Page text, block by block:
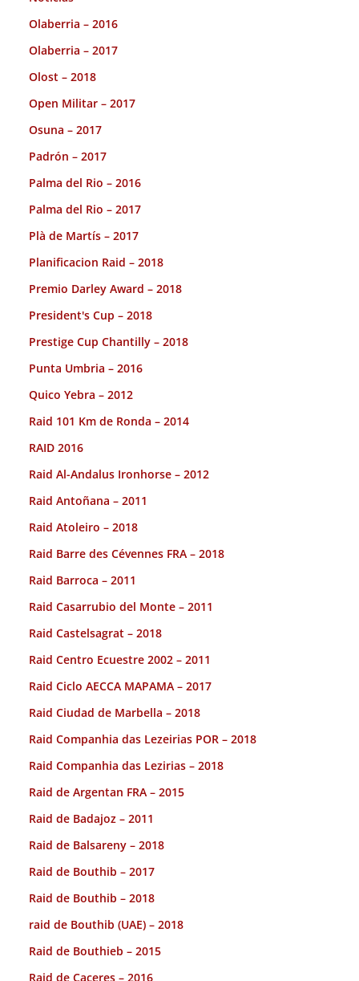
Olaberria – 2016
Olaberria – 2017
Olost – 2018
Open Militar – 2017
Osuna – 2017
Padrón – 2017
Palma del Rio – 2016
Palma del Rio – 2017
Plà de Martís – 2017
Planificacion Raid – 2018
Premio Darley Award – 2018
President's Cup – 2018
Prestige Cup Chantilly – 2018
Punta Umbria – 2016
Quico Yebra – 2012
Raid 101 Km de Ronda – 2014
RAID 2016
Raid Al-Andalus Ironhorse – 2012
Raid Antoñana – 2011
Raid Atoleiro – 2018
Raid Barre des Cévennes FRA – 2018
Raid Barroca – 2011
Raid Casarrubio del Monte – 2011
Raid Castelsagrat – 2018
Raid Centro Ecuestre 2002 – 2011
Raid Ciclo AECCA MAPAMA – 2017
Raid Ciudad de Marbella – 2018
Raid Companhia das Lezeirias POR – 2018
Raid Companhia das Lezirias – 2018
Raid de Argentan FRA – 2015
Raid de Badajoz – 2011
Raid de Balsareny – 2018
Raid de Bouthib – 2017
Raid de Bouthib – 2018
raid de Bouthib (UAE) – 2018
Raid de Bouthieb – 2015
Raid de Caceres – 2016